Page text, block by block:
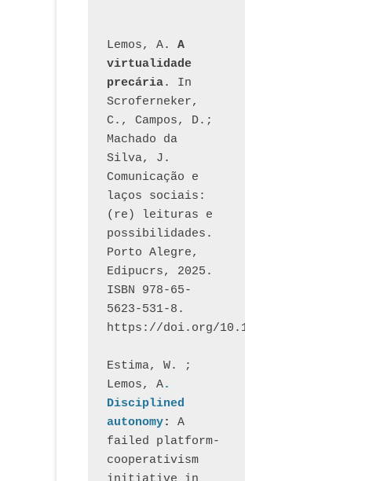
Lemos, A. A
virtualidade
precária. In
Scroferneker,
C., Campos, D.;
Machado da
Silva, J.
Comunicação e
laços sociais:
(re) leituras e
possibilidades.
Porto Alegre,
Edipucrs, 2025.
ISBN 978-65-
5623-531-8.
https://doi.org/10.15448/1877.3
Estima, W. ;
Lemos, A.
Disciplined
autonomy: A
failed platform-
cooperativism